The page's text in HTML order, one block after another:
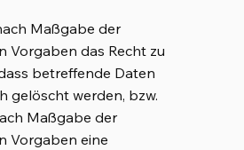
Maßgabe der
Vorgaben das Recht zu
betreffende Daten
gelöscht werden, bzw.
Maßgabe der
Vorgaben eine